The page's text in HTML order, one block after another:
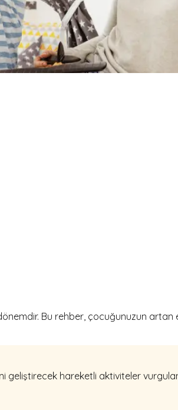
Bu rehber, çocuğunuzun
geliştirecek hareketli aktiviteler